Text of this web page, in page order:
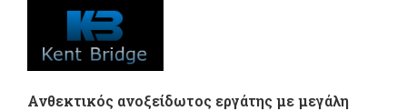
Ανθεκτικός ανοξείδωτος εργάτης με μεγάλη